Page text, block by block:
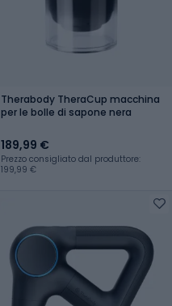
Therabody TheraCup macchina
per le bolle di sapone nera
189,99 €
Prezzo consigliato dal produttore:
199,99 €